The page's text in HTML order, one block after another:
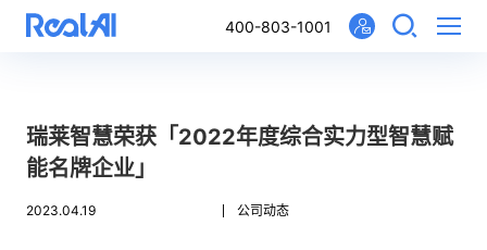
400-803-1001
瑞莱智慧荣获「2022年度综合实力型智慧赋
能名牌企业」
2023.04.19 公司动态